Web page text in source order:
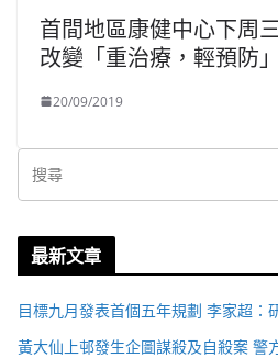
首間地區康健中心下周
改變「重治療，輕預防
20/09/2019
最新文章
目標九月發表首個五年規劃 李家超：
黃大仙上邨發生企圖謀殺及自殺案 警